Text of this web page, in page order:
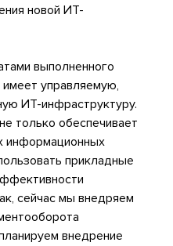
новой ИТ-
выполненного
имеет управляемую,
ИТ-инфраструктуру.
только обеспечивает
информационных
прикладные
сейчас мы внедряем
внедрение